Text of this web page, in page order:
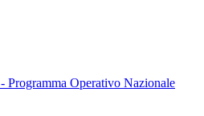
Programma Operativo Nazionale